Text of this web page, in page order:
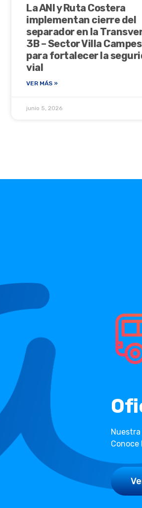
La ANI y Ruta Costera
implementan cierre del
separador en la
3B – Sector Villa
para fortalecer la
vial
VER MÁS »
junio 5, 2026
Conoce